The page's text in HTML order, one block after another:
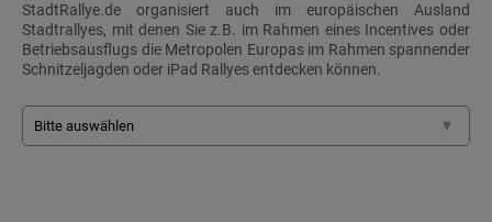
StadtRallye.de organisiert auch im europäischen Ausland
Stadtrallyes, mit denen Sie z.B. im Rahmen eines Incentives oder
Betriebsausflugs die Metropolen Europas im Rahmen spannender
Schnitzeljagden oder iPad Rallyes entdecken können.